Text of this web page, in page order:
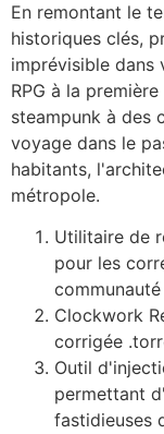
En remontant le
historiques clés,
imprévisible dans
RPG à la
steampunk à des
voyage dans le
habitants,
métropole.
Utilitaire de
pour les
communauté
Clockwork
corrigée
Outil
permettant
fastidieuses